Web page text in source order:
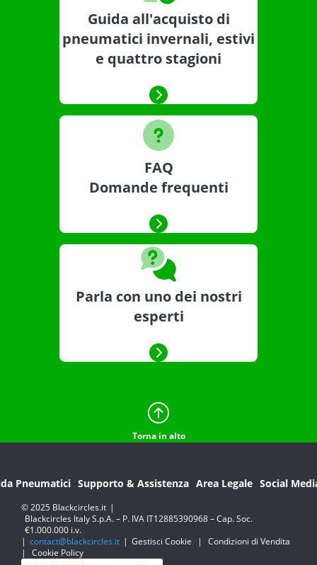
Guida all'acquisto di
pneumatici invernali, estivi
e quattro stagioni
FAQ
Domande frequenti
Parla con uno dei nostri
esperti
Torna in alto
Pneumatici Supporto & Assistenza Area Legale Social
© 2025 Blackcircles.it |
Blackcircles Italy S.p.A. – P. IVA IT12885390968 – Cap. Soc.
€1.000.000 i.v.
| contact@blackcircles.it | Gestisci Cookie |
Condizioni di Vendita
|
Cookie Policy